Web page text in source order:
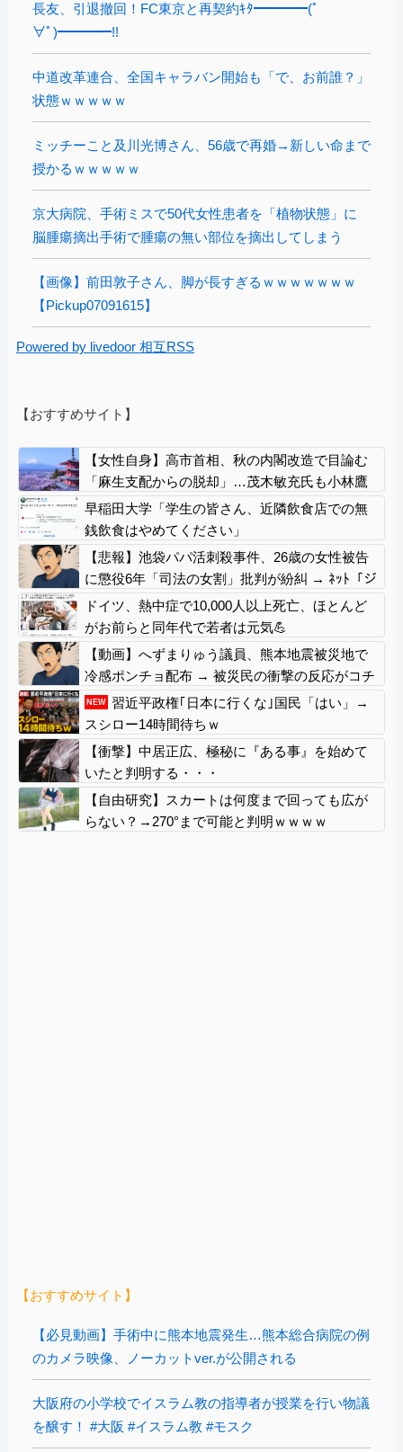
長友、引退撤回！FC東京と再契約ｷﾀ━━━━(ﾟ
∀ﾟ)━━━━!!
中道改革連合、全国キャラバン開始も「で、お前誰？」
状態ｗｗｗｗｗ
ミッチーこと及川光博さん、56歳で再婚→新しい命まで
授かるｗｗｗｗｗ
京大病院、手術ミスで50代女性患者を「植物状態」に
脳腫瘍摘出手術で腫瘍の無い部位を摘出してしまう
【画像】前田敦子さん、脚が長すぎるｗｗｗｗｗｗｗ
【Pickup07091615】
Powered by livedoor 相互RSS
【おすすめサイト】
【女性自身】高市首相、秋の内閣改造で目論む
「麻生支配からの脱却」…茂木敏充氏も小林鷹
之氏もクビ
早稲田大学「学生の皆さん、近隣飲食店での無
銭飲食はやめてください」
【悲報】池袋パパ活刺殺事件、26歳の女性被告
に懲役6年「司法の女割」批判が紛糾 → ﾈｯﾄ「ジ
ャンポケ斎藤の罪より軽くて草」ｗｗｗｗｗｗ
ｗｗｗｗｗｗｗｗｗｗ
ドイツ、熱中症で10,000人以上死亡、ほとんど
がお前らと同年代で若者は元気💪
【動画】へずまりゅう議員、熊本地震被災地で
冷感ポンチョ配布 → 被災民の衝撃の反応がコチ
ラ → ｗｗｗｗｗｗｗｗｗｗｗｗｗｗｗｗ
NEW
習近平政権｢日本に行くな｣国民「はい」→
スシロー14時間待ちｗ
【衝撃】中居正広、極秘に『ある事』を始めて
いたと判明する・・・
【自由研究】スカートは何度まで回っても広が
らない？→270°まで可能と判明ｗｗｗｗ
【おすすめサイト】
【必見動画】手術中に熊本地震発生…熊本総合病院の例
のカメラ映像、ノーカットver.が公開される
大阪府の小学校でイスラム教の指導者が授業を行い物議
を醸す！ #大阪 #イスラム教 #モスク